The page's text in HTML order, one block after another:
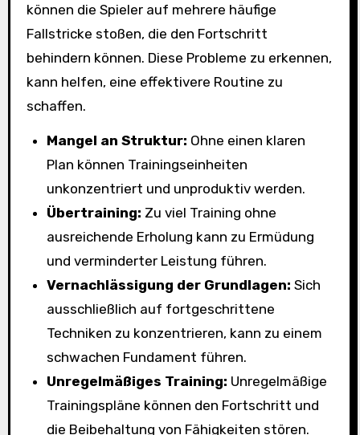
können die Spieler auf mehrere häufige
Fallstricke stoßen, die den Fortschritt
behindern können. Diese Probleme zu erkennen,
kann helfen, eine effektivere Routine zu
schaffen.
Mangel an Struktur: Ohne einen klaren
Plan können Trainingseinheiten
unkonzentriert und unproduktiv werden.
Übertraining: Zu viel Training ohne
ausreichende Erholung kann zu Ermüdung
und verminderter Leistung führen.
Vernachlässigung der Grundlagen: Sich
ausschließlich auf fortgeschrittene
Techniken zu konzentrieren, kann zu einem
schwachen Fundament führen.
Unregelmäßiges Training: Unregelmäßige
Trainingspläne können den Fortschritt und
die Beibehaltung von Fähigkeiten stören.